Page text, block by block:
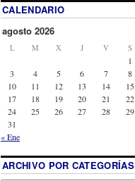
CALENDARIO
agosto 2026
L M X J V S
1
3
4 5 6 7 8
10
11 12 13 14 15
17
18 19 20 21 22
24
25 26 27 28 29
31
« Ene
ARCHIVO POR CATEGORÍAS